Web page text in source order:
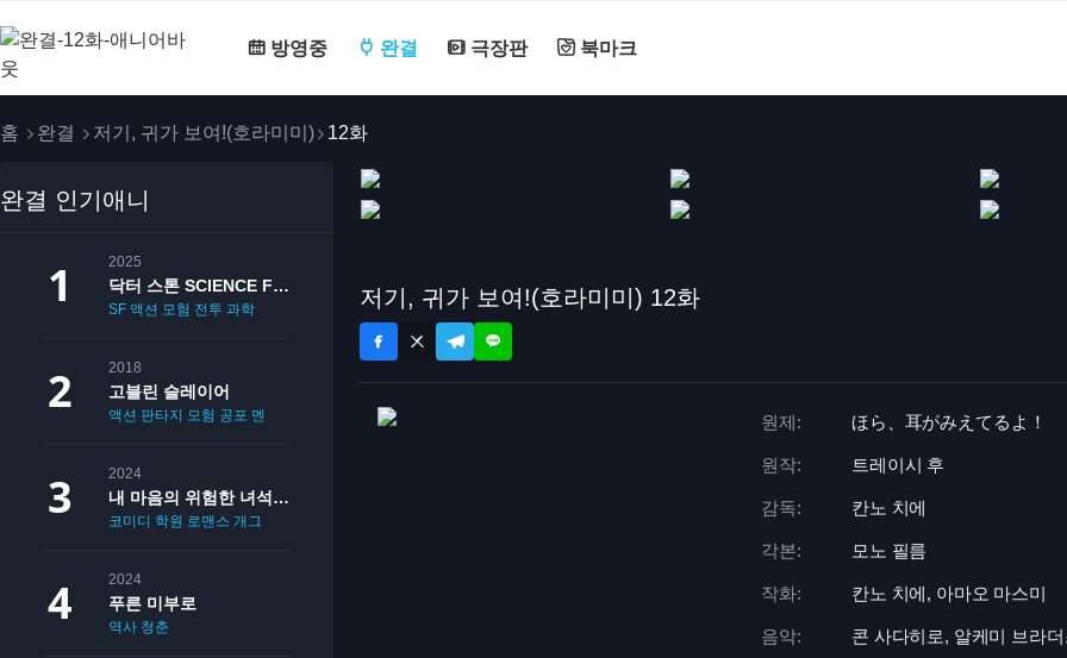
방영중 완결 극장판 북마크
홈 완결 저기, 귀가 보여!(호라미미) 12화
완결 인기애니
2025
닥터 스톤 SCIENCE FUTURE
SF 액션 모험 전투 과학
2018
고블린 슬레이어
액션 판타지 모험 공포 멘붕
2024
내 마음의 위험한 녀석 2기
코미디 학원 로맨스 개그
2024
푸른 미부로
역사 청춘
저기, 귀가 보여!(호라미미) 12화
원제: ほら、耳がみえてるよ！
원작: 트레이시 후
감독: 칸노 치에
각본: 모노 필름
작화: 칸노 치에, 아마오 마스미
음악: 콘 사다히로, 알케미 브라